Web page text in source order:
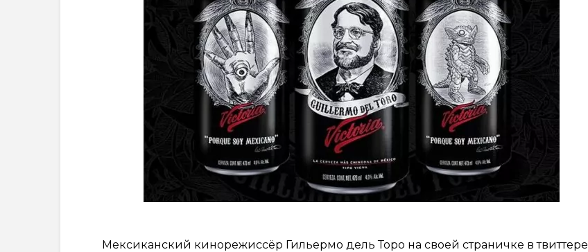
Мексиканский кинорежиссёр Гильермо дель Торо на своей страничке в твиттере